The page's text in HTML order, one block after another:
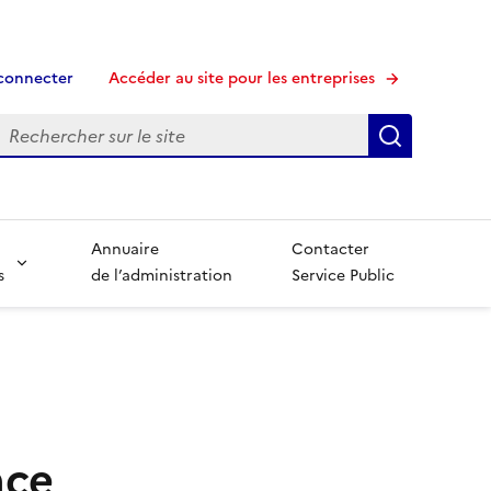
Accéder au site pour les entreprises
Recherche
Annuaire
de l’administration
Contacter
Service Public